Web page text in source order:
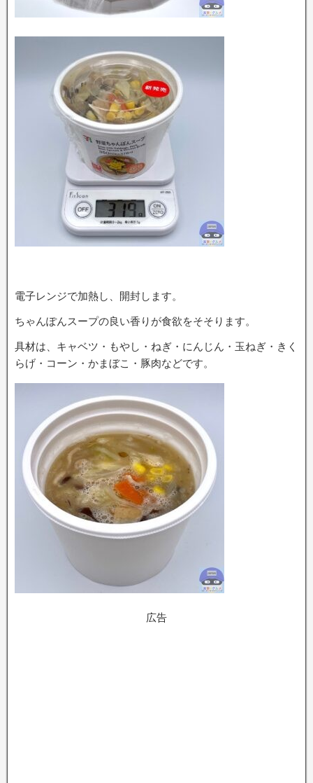
電子レンジで加熱し、開封します。
ちゃんぽんスープの良い香りが食欲をそそります。
具材は、キャベツ・もやし・ねぎ・にんじん・玉ねぎ・きく
らげ・コーン・かまぼこ・豚肉などです。
広告